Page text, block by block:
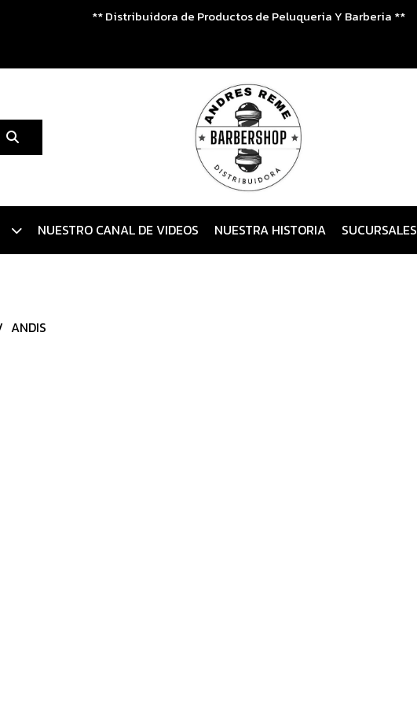
** Distribuidora de Productos de Peluqueria Y Barberia **
NUESTRO CANAL DE VIDEOS NUESTRA HISTORIA SUCURSALES
ANDIS